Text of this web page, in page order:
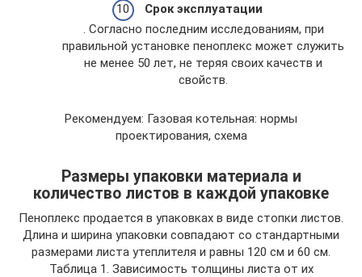
Срок эксплуатации
. Согласно последним исследованиям, при
правильной установке пеноплекс может служить
не менее 50 лет, не теряя своих качеств и
свойств.
Рекомендуем: Газовая котельная: нормы
проектирования, схема
Размеры упаковки материала и
количество листов в каждой упаковке
Пеноплекс продается в упаковках в виде стопки листов.
Длина и ширина упаковки совпадают со стандартными
размерами листа утеплителя и равны 120 см и 60 см.
Таблица 1. Зависимость толщины листа от их